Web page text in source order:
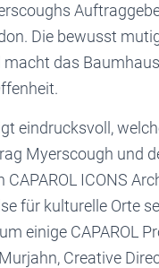
Die bewusst
das
eindrucksvoll,
Myerscough und
ICONS
für kulturelle Orte
einige CAPAROL
Creative